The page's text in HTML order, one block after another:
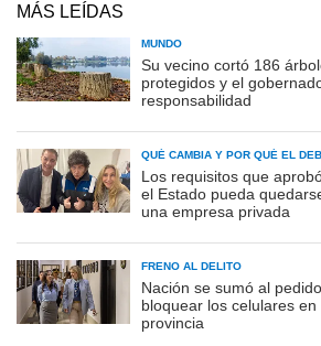
MÁS LEÍDAS
MUNDO
Su vecino cortó 186
protegidos y el
responsabilidad
QUÉ CAMBIA Y POR QUÉ EL
Los requisitos que
el Estado pueda
una empresa privada
FRENO AL DELITO
Nación se sumó al
bloquear los celulares
provincia